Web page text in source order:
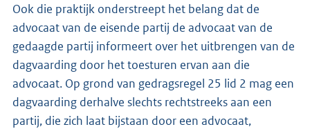
Ook die praktijk onderstreept het belang dat de
advocaat van de eisende partij de advocaat van de
gedaagde partij informeert over het uitbrengen van de
dagvaarding door het toesturen ervan aan die
advocaat. Op grond van gedragsregel 25 lid 2 mag een
dagvaarding derhalve slechts rechtstreeks aan een
partij, die zich laat bijstaan door een advocaat,